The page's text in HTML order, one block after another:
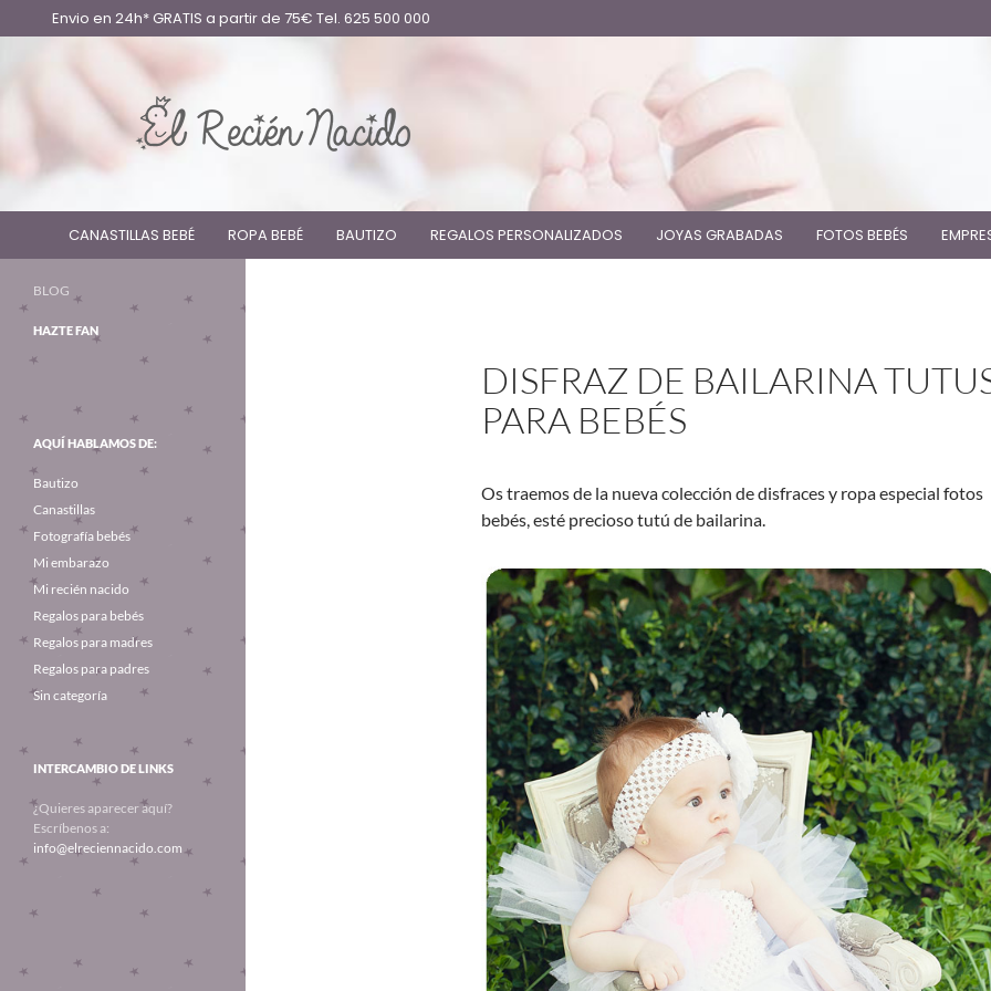
Envio en 24h* GRATIS a partir de 75€ Tel. 625 500 000
CANASTILLAS BEBÉ ROPA BEBÉ BAUTIZO REGALOS PERSONALIZADOS JOYAS GRABADAS FOTOS BEBÉS
DISFRAZ DE BAILARINA
PARA BEBÉS
Os traemos de la nueva colección de disfraces y ropa especial fotos
bebés, esté precioso tutú de bailarina.
BLOG
HAZTE FAN
AQUÍ HABLAMOS DE:
Bautizo
Canastillas
Fotografía bebés
Mi embarazo
Mi recién nacido
Regalos para bebés
Regalos para madres
Regalos para padres
Sin categoría
INTERCAMBIO DE LINKS
¿Quieres aparecer aquí?
Escríbenos a:
info@elreciennacido.com